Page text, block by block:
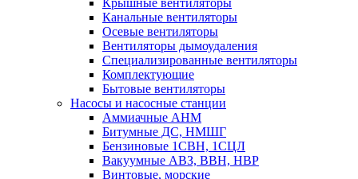
Крышные вентиляторы
Канальные вентиляторы
Осевые вентиляторы
Вентиляторы дымоудаления
Специализированные вентиляторы
Комплектующие
Бытовые вентиляторы
Насосы и насосные станции
Аммиачные АНМ
Битумные ДС, НМШГ
Бензиновые 1СВН, 1СЦЛ
Вакуумные АВЗ, ВВН, НВР
Винтовые, морские